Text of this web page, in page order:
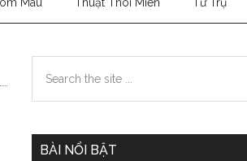
Primary
Sidebar
the
BÀI NỔI BẬT